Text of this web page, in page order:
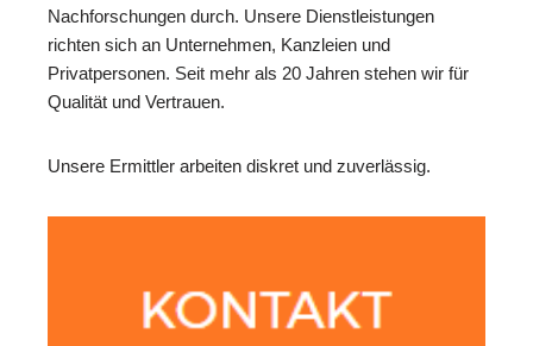
Nachforschungen durch. Unsere Dienstleistungen
richten sich an Unternehmen, Kanzleien und
Privatpersonen. Seit mehr als 20 Jahren stehen wir für
Qualität und Vertrauen.
Unsere Ermittler arbeiten diskret und zuverlässig.